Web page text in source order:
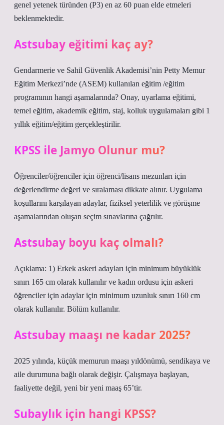
genel yetenek türünden (P3) en az 60 puan elde etmeleri
beklenmektedir.
Astsubay eğitimi kaç ay?
Gendarmerie ve Sahil Güvenlik Akademisi’nin Petty Memur
Eğitim Merkezi’nde (ASEM) kullanılan eğitim /eğitim
programının hangi aşamalarında? Onay, uyarlama eğitimi,
temel eğitim, akademik eğitim, staj, kolluk uygulamaları gibi 1
yıllık eğitim/eğitim gerçekleştirilir.
KPSS ile Jamyo Olunur mu?
Öğrenciler/öğrenciler için öğrenci/lisans mezunları için
değerlendirme değeri ve sıralaması dikkate alınır. Uygulama
koşullarını karşılayan adaylar, fiziksel yeterlilik ve görüşme
aşamalarından oluşan seçim sınavlarına çağrılır.
Astsubay boyu kaç olmalı?
Açıklama: 1) Erkek askeri adayları için minimum büyüklük
sınırı 165 cm olarak kullanılır ve kadın ordusu için askeri
öğrenciler için adaylar için minimum uzunluk sınırı 160 cm
olarak kullanılır. Bölüm kullanılır.
Astsubay maaşı ne kadar 2025?
2025 yılında, küçük memurun maaşı yıldönümü, sendikaya ve
aile durumuna bağlı olarak değişir. Çalışmaya başlayan,
faaliyette değil, yeni bir yeni maaş 65’tir.
Subaylık için hangi KPSS?